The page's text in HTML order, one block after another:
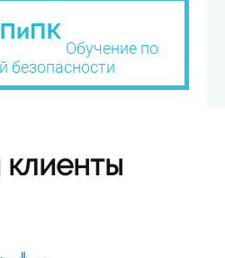
Обучение по
безопасности